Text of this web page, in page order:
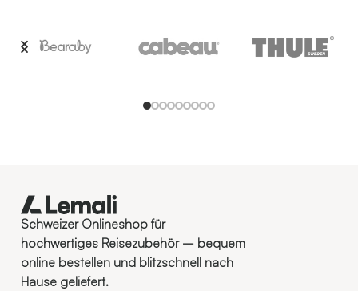
Schweizer Onlineshop für
hochwertiges Reisezubehör – bequem
online bestellen und blitzschnell nach
Hause geliefert.